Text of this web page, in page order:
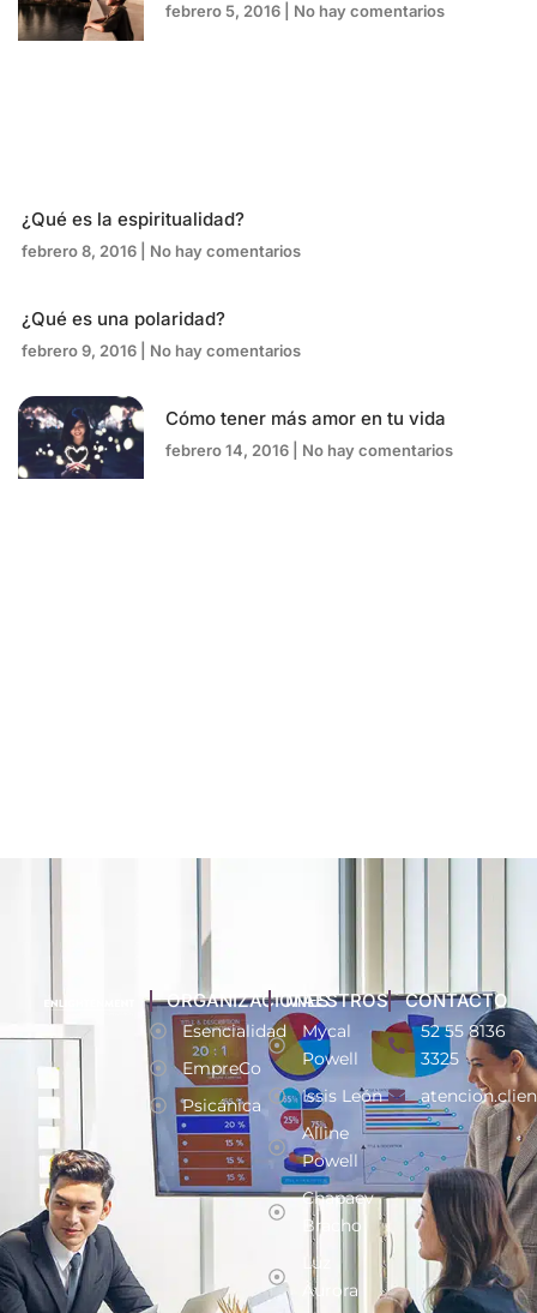
febrero 5, 2016 No hay comentarios
¿Qué es la espiritualidad?
febrero 8, 2016 No hay comentarios
¿Qué es una polaridad?
febrero 9, 2016 No hay comentarios
Cómo tener más amor en tu vida
febrero 14, 2016 No hay comentarios
ORGANIZACIONES
Esencialidad
EmpreCo
Psicánica
MAESTROS
Mycal
Powell
Issis León
Alline
Powell
Chapaev
Bracho
Luz
Aurora
CONTACTO
52 55 8136
3325